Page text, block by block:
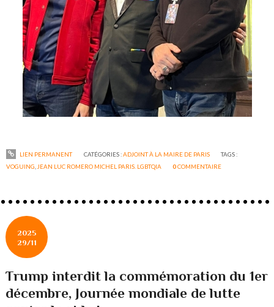
LIEN PERMANENT CATÉGORIES :ADJOINT À LA MAIRE DE PARIS
TAGS :
VOGUING JEAN LUC ROMERO MICHEL PARIS. LGBTQIA 0COMMENTAIRE
2025
29/11
Trump interdit la commémoration du 1er
décembre, Journée mondiale de lutte